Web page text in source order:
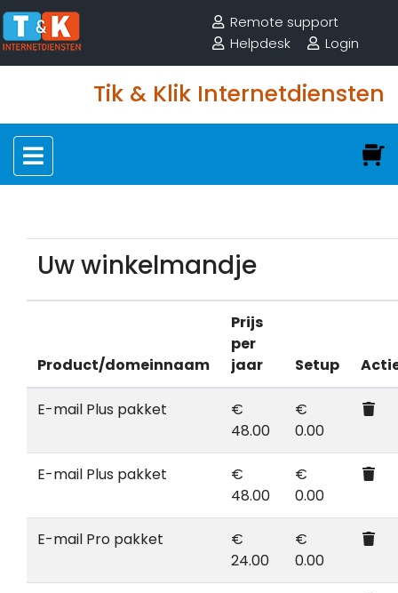
Remote support
Helpdesk
Login
Tik & Klik Internetdiensten
Uw winkelmandje
Product/domeinnaam
Prijs
per
jaar
Setup
E-mail Plus pakket
€
48.00
€
0.00
E-mail Plus pakket
€
48.00
€
0.00
E-mail Pro pakket
€
24.00
€
0.00